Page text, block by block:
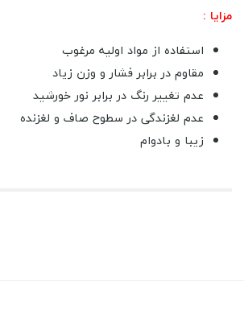
مزایا :
استفاده از مواد اولیه مرغوب
مقاوم در برابر فشار و وزن زیاد
عدم تغییر رنگ در برابر نور خورشید
عدم لغزندگی در سطوح صاف و لغزنده
زیبا و بادوام